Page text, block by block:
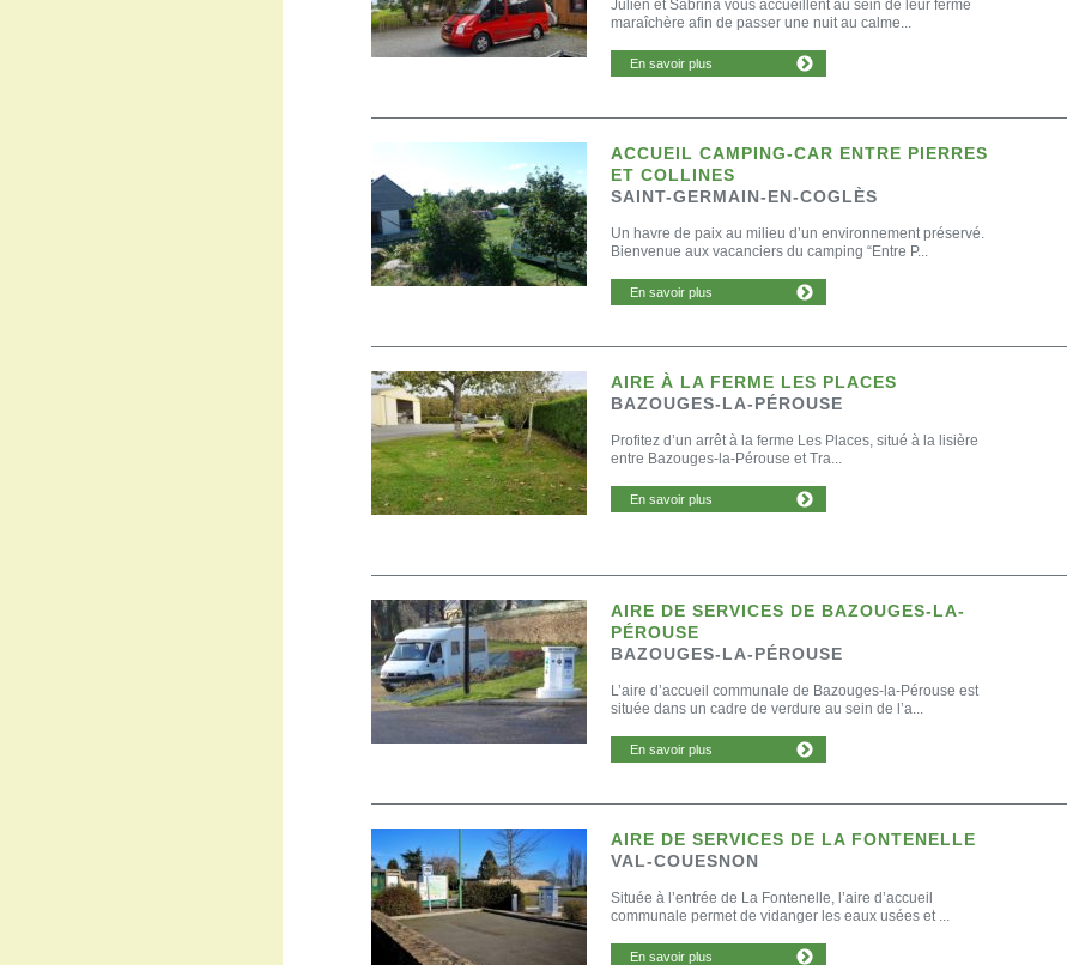
Julien et Sabrina vous accueillent au sein de leur ferme
maraîchère afin de passer une nuit au calme...
En savoir plus
ACCUEIL CAMPING-CAR ENTRE PIERRES
ET COLLINES
SAINT-GERMAIN-EN-COGLÈS
Un havre de paix au milieu d’un environnement préservé.
Bienvenue aux vacanciers du camping “Entre P...
En savoir plus
AIRE À LA FERME LES PLACES
BAZOUGES-LA-PÉROUSE
Profitez d’un arrêt à la ferme Les Places, situé à la lisière
entre Bazouges-la-Pérouse et Tra...
En savoir plus
AIRE DE SERVICES DE BAZOUGES-LA-
PÉROUSE
BAZOUGES-LA-PÉROUSE
L’aire d’accueil communale de Bazouges-la-Pérouse est
située dans un cadre de verdure au sein de l’a...
En savoir plus
AIRE DE SERVICES DE LA FONTENELLE
VAL-COUESNON
Située à l’entrée de La Fontenelle, l’aire d’accueil
communale permet de vidanger les eaux usées et ...
En savoir plus